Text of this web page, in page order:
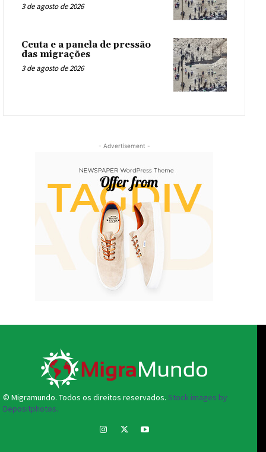
3 de agosto de 2026
Ceuta e a panela de pressão
das migrações
3 de agosto de 2026
- Advertisement -
© Migramundo. Todos os direitos reservados. Stock images by
Depositphotos.